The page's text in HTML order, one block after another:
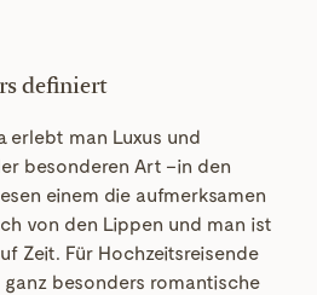
definiert
erlebt man Luxus und
besonderen Art –in den
einem die aufmerksamen
von den Lippen und man ist
Zeit. Für Hochzeitsreisende
besonders romantische